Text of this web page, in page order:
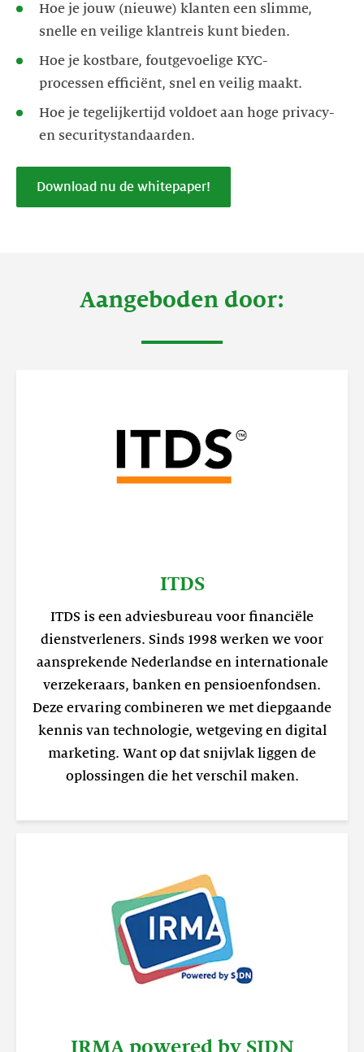
Hoe je jouw (nieuwe) klanten een slimme,
snelle en veilige klantreis kunt bieden.
Hoe je kostbare, foutgevoelige KYC-
processen efficiënt, snel en veilig maakt.
Hoe je tegelijkertijd voldoet aan hoge privacy-
en securitystandaarden.
Download nu de whitepaper!
Aangeboden door:
ITDS
ITDS is een adviesbureau voor financiële
dienstverleners. Sinds 1998 werken we voor
aansprekende Nederlandse en internationale
verzekeraars, banken en pensioenfondsen.
Deze ervaring combineren we met diepgaande
kennis van technologie, wetgeving en digital
marketing. Want op dat snijvlak liggen de
oplossingen die het verschil maken.
IRMA powered by SIDN